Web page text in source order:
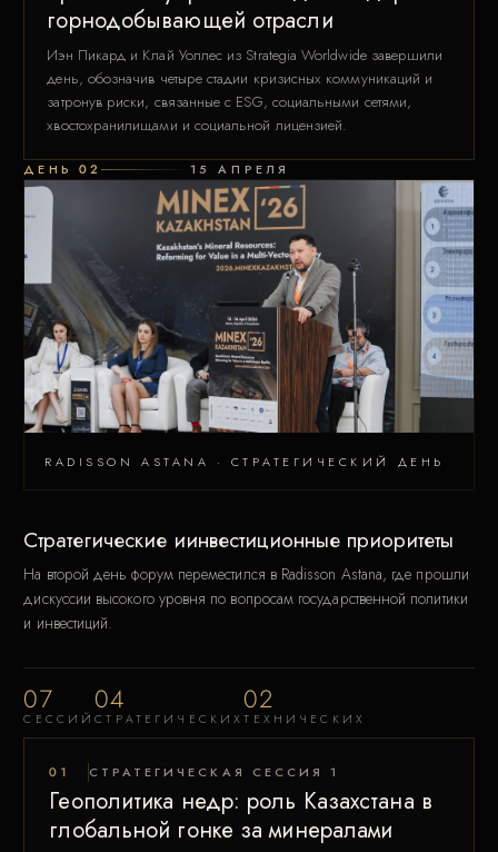
горнодобывающей отрасли
Иэн Пикард и Клай Уоллес из Strategia Worldwide завершили
день, обозначив четыре стадии кризисных коммуникаций и
затронув риски, связанные с ESG, социальными сетями,
хвостохранилищами и социальной лицензией.
ДЕНЬ 02 15 АПРЕЛЯ
RADISSON ASTANA · СТРАТЕГИЧЕСКИЙ ДЕНЬ
Стратегические иинвестиционные приоритеты
На второй день форум переместился в Radisson Astana, где прошли
дискуссии высокого уровня по вопросам государственной политики
и инвестиций.
07
СЕССИЙ
04
СТРАТЕГИЧЕСКИХ
02
ТЕХНИЧЕСКИХ
01 СТРАТЕГИЧЕСКАЯ СЕССИЯ 1
Геополитика недр: роль Казахстана в
глобальной гонке за минералами